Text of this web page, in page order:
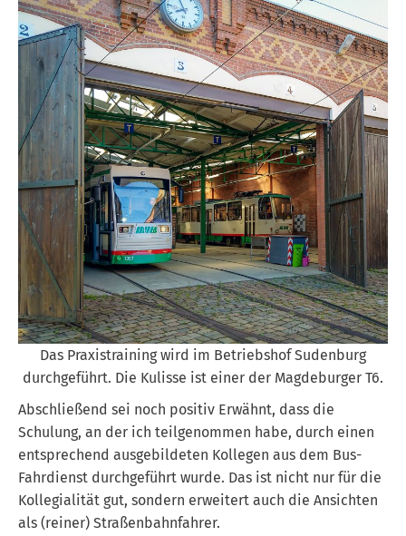
Das Praxistraining wird im Betriebshof Sudenburg
durchgeführt. Die Kulisse ist einer der Magdeburger T6.
Abschließend sei noch positiv Erwähnt, dass die
Schulung, an der ich teilgenommen habe, durch einen
entsprechend ausgebildeten Kollegen aus dem Bus-
Fahrdienst durchgeführt wurde. Das ist nicht nur für die
Kollegialität gut, sondern erweitert auch die Ansichten
als (reiner) Straßenbahnfahrer.